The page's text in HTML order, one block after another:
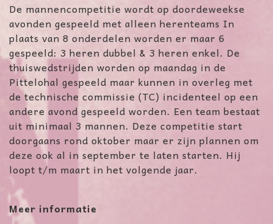
De mannencompetitie wordt op doordeweekse
avonden gespeeld met alleen herenteams In
plaats van 8 onderdelen worden er maar 6
gespeeld: 3 heren dubbel & 3 heren enkel. De
thuiswedstrijden worden op maandag in de
Pittelohal gespeeld maar kunnen in overleg met
de technische commissie (TC) incidenteel op een
andere avond gespeeld worden. Een team bestaat
uit minimaal 3 mannen. Deze competitie start
doorgaans rond oktober maar er zijn plannen om
deze ook al in september te laten starten. Hij
loopt t/m maart in het volgende jaar.
Meer informatie